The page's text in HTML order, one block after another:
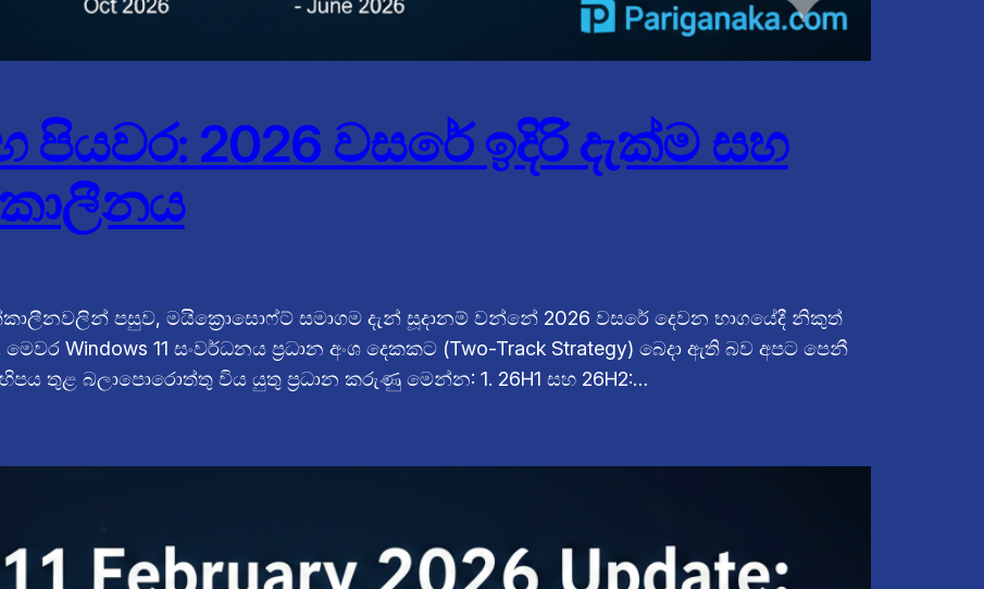
පියවර: 2026 වසරේ ඉදිරි දැක්ම සහ
පසුව, මයික්‍රොසොෆ්ට් සමාගම දැන් සූදානම් වන්නේ 2026 වසරේ දෙවන භාගයේදී නිකුත්
Windows 11 සංවර්ධනය ප්‍රධාන අංශ දෙකකට (Two-Track Strategy) බෙදා ඇති බව අපට පෙනී
තුළ බලාපොරොත්තු විය යුතු ප්‍රධාන කරුණු මෙන්න: 1. 26H1 සහ 26H2:…